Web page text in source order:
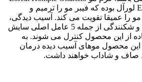
از سری محصولات Elseve لورآل بوده که فیبر مو را ترمیم و
را عمیقا تقویت می کند. آسیب دیدگی،
خشکی، سختی، موخوره و شکنندگی از جمله 5 عامل اصلی سایش
از این محصول کنترل می شوند. به
این محصول موهای آسیب دیده درمان
و شاداب خواهند داشت.